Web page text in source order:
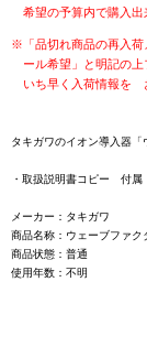
希望の予算内で購入出
※「品切れ商品の再入
ール希望」と明記の
いち早く入荷情報を
タキガワのイオン導入器「
・取扱説明書コピー 付属
メーカー：タキガワ
商品名称：ウェーブファ
商品状態：普通
使用年数：不明